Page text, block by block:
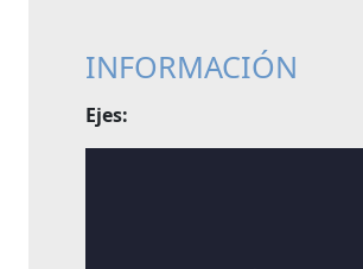
INFORMACIÓN
Ejes: